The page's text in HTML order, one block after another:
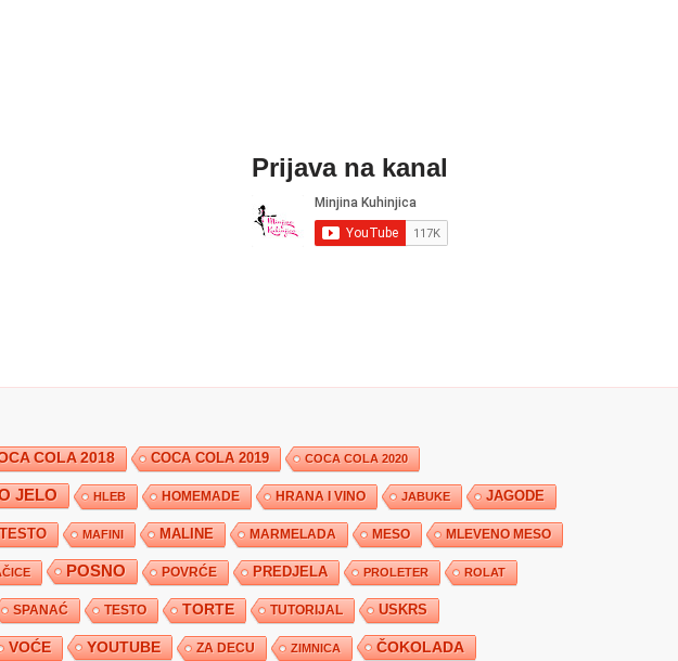
Prijava na kanal
COLA 2018 COCA COLA 2019 COCA COLA 2020
JELO HLEB HOMEMADE HRANA I VINO JABUKE JAGODE
MAFINI MALINE MARMELADA MESO MLEVENO MESO
POSNO POVRĆE PREDJELA PROLETER ROLAT
SPANAĆ TESTO TORTE TUTORIJAL USKRS
VOĆE YOUTUBE ZA DECU ZIMNICA ČOKOLADA